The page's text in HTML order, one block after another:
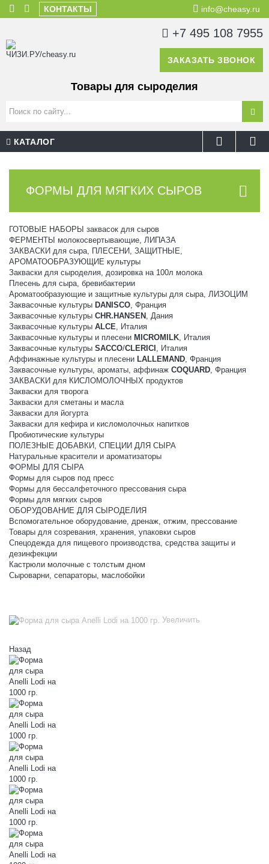
КОНТАКТЫ info@cheasy.ru
+7 495 108 7955
ЗАКАЗАТЬ ЗВОНОК
Товары для сыроделия
КАТАЛОГ
ФОРМЫ ДЛЯ МЯГКИХ СЫРОВ
ГОТОВЫЕ НАБОРЫ заквасок для сыров
ФЕРМЕНТЫ молокосвертывающие, ЛИПАЗА
ЗАКВАСКИ для сыра, ПЛЕСЕНИ, ЗАЩИТНЫЕ,
АРОМАТООБРАЗУЮЩИЕ культуры
Закваски для сыроделия, дозировка на 100л молока
Плесень для сыра, бревибактерии
Ароматообразующие и защитные культуры для сыра, ЛИЗОЦИМ
Заквасочные культуры DANISCO, Франция
Заквасочные культуры CHR.HANSEN , Дания
Заквасочные культуры ALCE, Италия
Заквасочные культуры и плесени MICROMILK, Италия
Заквасочные культуры SACCO/CLERICI , Италия
Аффинажные культуры и плесени LALLEMAND, Франция
Заквасочные культуры, ароматы, аффинаж COQUARD, Франция
ЗАКВАСКИ для КИСЛОМОЛОЧНЫХ продуктов
Закваски для творога
Закваски для сметаны и масла
Закваски для йогурта
Закваски для кефира и кисломолочных напитков
Пробиотические культуры
ПОЛЕЗНЫЕ ДОБАВКИ, СПЕЦИИ ДЛЯ СЫРА
Натуральные красители и ароматизаторы
ФОРМЫ ДЛЯ СЫРА
Формы для сыров под пресс
Формы для бессалфеточного прессования сыра
Формы для мягких сыров
ОБОРУДОВАНИЕ ДЛЯ СЫРОДЕЛИЯ
Вспомогательное оборудование, дренаж, отжим, прессование
Товары для созревания, хранения, упаковки сыров
Спецодежда для пищевого производства, средства защиты и
дезинфекции
Кастрюли молочные с толстым дном
Сыроварни, сепараторы, маслобойки
Увеличить
Назад